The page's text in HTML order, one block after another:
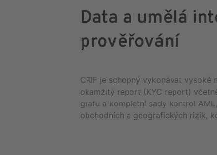
Data a umělá
prověřování
CRIF je schopný vykonávat
okamžitý report (KYC report)
grafu a kompletní sady kontrol
obchodních a geografických rizik,